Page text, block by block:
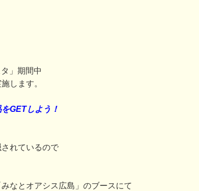
」期間中
します。
GETしよう！
れているので
なとオアシス広島」のブースにて